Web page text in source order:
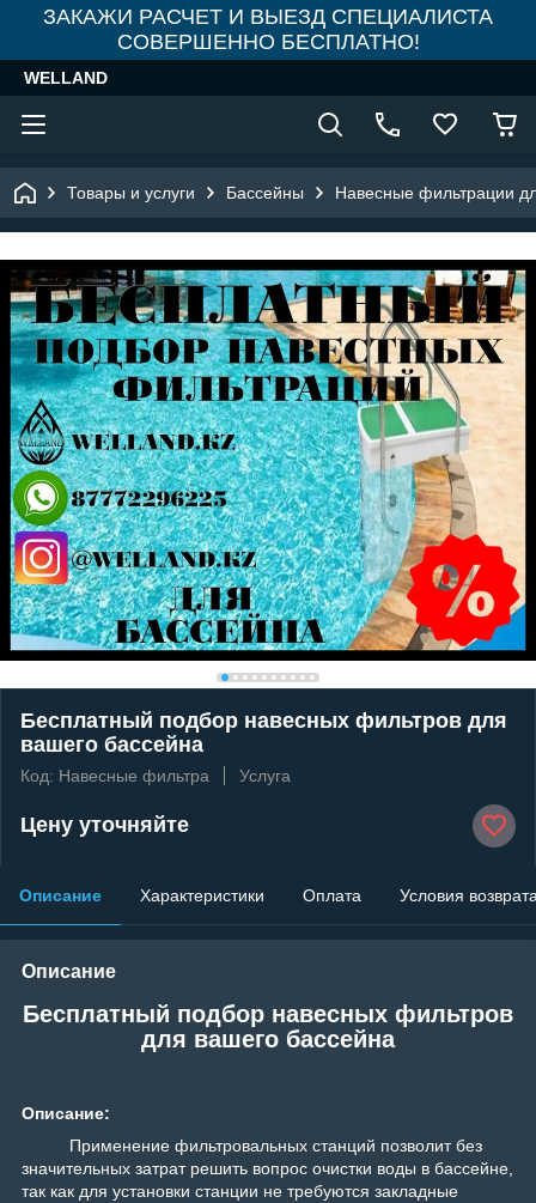
ЗАКАЖИ РАСЧЕТ И ВЫЕЗД СПЕЦИАЛИСТА
СОВЕРШЕННО БЕСПЛАТНО!
WELLAND
Товары и услуги Бассейны Навесные фильтрации
Бесплатный подбор навесных фильтров для
вашего бассейна
Код: Навесные фильтра Услуга
Цену уточняйте
Описание Характеристики Оплата Условия
Описание
Бесплатный подбор навесных фильтров
для вашего бассейна
Описание:
Применение фильтровальных станций позволит без
значительных затрат решить во­прос очистки воды в бассейне,
так как для установки станции не тре­буются закладные